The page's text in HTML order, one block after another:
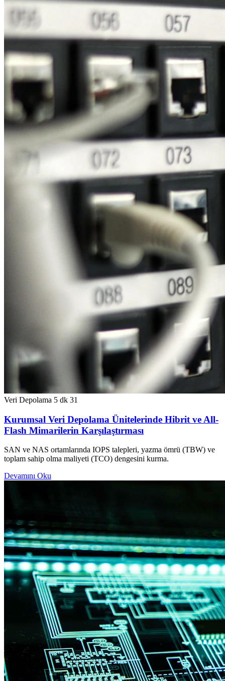
Veri Depolama 5 dk 31
Kurumsal Veri Depolama Ünitelerinde Hibrit ve All-
Flash Mimarilerin Karşılaştırması
SAN ve NAS ortamlarında IOPS talepleri, yazma ömrü (TBW) ve
toplam sahip olma maliyeti (TCO) dengesini kurma.
Devamını Oku